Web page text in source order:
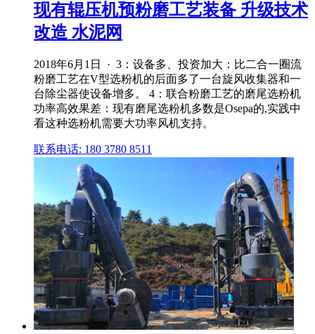
现有辊压机预粉磨工艺装备 升级技术
改造 水泥网
2018年6月1日 · 3：设备多、投资加大：比二合一圈流
粉磨工艺在V型选粉机的后面多了一台旋风收集器和一
台除尘器使设备增多。 4：联合粉磨工艺的磨尾选粉机
功率高效果差：现有磨尾选粉机多数是Osepa的,实践中
看这种选粉机需要大功率风机支持。
联系电话: 180 3780 8511